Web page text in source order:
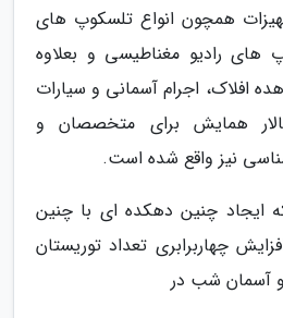
همچون انواع تلسکوپ های
های رادیو مغناطیسی و بعلاوه
افلاک، اجرام آسمانی و سیارات
همایش برای متخصصان و
نیز واقع شده است.
چنین دهکده ای با چنین
چهاربرابری تعداد توریستان
و آسمان شب در